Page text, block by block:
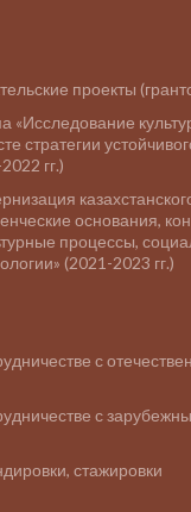
проекты
«Исследование
стратегии
гг.)
основания,
процессы,
(2021-2023 гг.)
с
с
стажировки